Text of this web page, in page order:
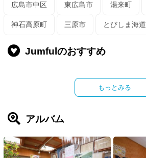
広島市中区 東広島市 湯来町
神石高原町 三原市 とびしま海道
Jumfulのおすすめ
もっとみる
アルバム